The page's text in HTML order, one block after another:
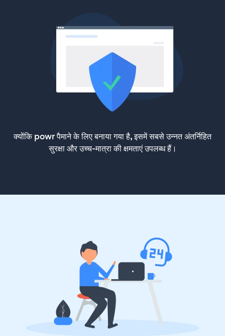
क्योंकि powr पैमाने के लिए बनाया गया है, इसमें सबसे उन्नत अंतर्निहित
सुरक्षा और उच्च-मात्रा की क्षमताएं उपलब्ध हैं।